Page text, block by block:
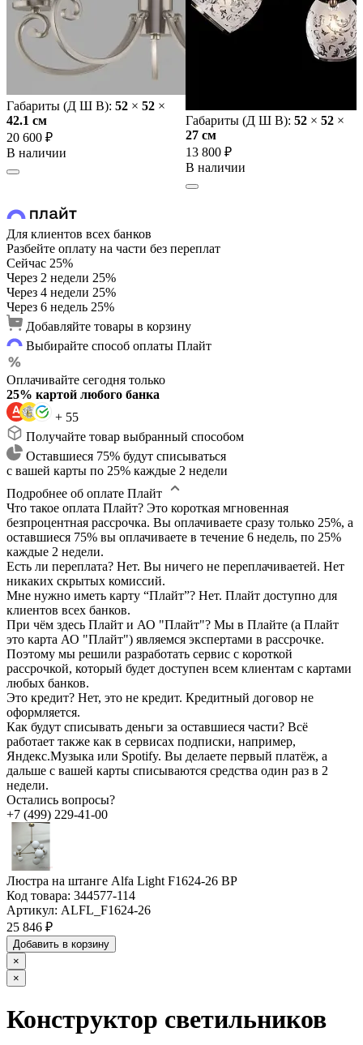
Габариты (Д Ш В): 52 × 52 ×
42.1 cм
20 600 ₽
В наличии
Габариты (Д Ш В): 52 × 52 ×
27 cм
13 800 ₽
В наличии
Для клиентов всех банков
Разбейте оплату на части без переплат
Сейчас 25%
Через 2 недели 25%
Через 4 недели 25%
Через 6 недель 25%
Добавляйте товары в корзину
Выбирайте способ оплаты Плайт
Оплачивайте сегодня только
25% картой любого банка
+ 55
Получайте товар выбранный способом
Оставшиеся 75% будут списываться
с вашей карты по 25% каждые 2 недели
Подробнее об оплате Плайт
Что такое оплата Плайт? Это короткая мгновенная
безпроцентная рассрочка. Вы оплачиваете сразу только 25%, а
оставшиеся 75% вы оплачиваете в течение 6 недель, по 25%
каждые 2 недели.
Есть ли переплата? Нет. Вы ничего не переплачиваетей. Нет
никаких скрытых комиссий.
Мне нужно иметь карту “Плайт”? Нет. Плайт доступно для
клиентов всех банков.
При чём здесь Плайт и АО "Плайт"? Мы в Плайте (а Плайт
это карта АО "Плайт") являемся экспертами в рассрочке.
Поэтому мы решили разработать сервис с короткой
рассрочкой, который будет доступен всем клиентам с картами
любых банков.
Это кредит? Нет, это не кредит. Кредитный договор не
оформляется.
Как будут списывать деньги за оставшиеся части? Всё
работает также как в сервисах подписки, например,
Яндекс.Музыка или Spotify. Вы делаете первый платёж, а
дальше с вашей карты списываются средства один раз в 2
недели.
Остались вопросы?
+7 (499) 229-41-00
Люстра на штанге Alfa Light F1624-26 BP
Код товара: 344577-114
Артикул: ALFL_F1624-26
25 846 ₽
Добавить в корзину
×
×
Конструктор светильников